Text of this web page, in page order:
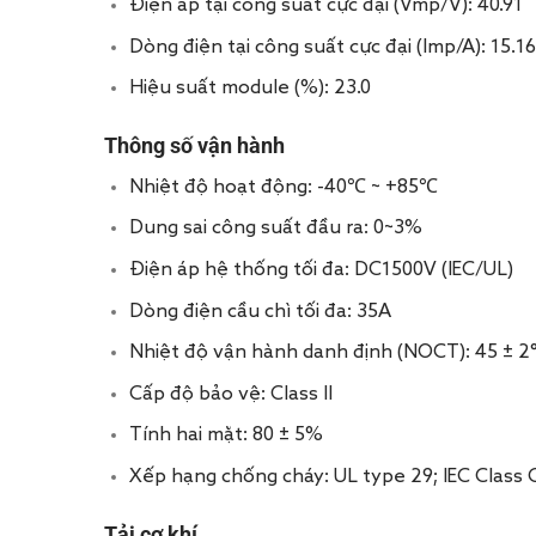
Điện áp tại công suất cực đại (Vmp/V): 40.91
Dòng điện tại công suất cực đại (Imp/A): 15.16
Hiệu suất module (%): 23.0
Thông số vận hành
Nhiệt độ hoạt động: -40℃ ~ +85℃
Dung sai công suất đầu ra: 0~3%
Điện áp hệ thống tối đa: DC1500V (IEC/UL)
Dòng điện cầu chì tối đa: 35A
Nhiệt độ vận hành danh định (NOCT): 45 ±
Cấp độ bảo vệ: Class II
Tính hai mặt: 80 ± 5%
Xếp hạng chống cháy: UL type 29; IEC Class